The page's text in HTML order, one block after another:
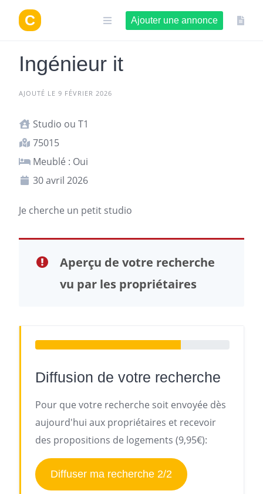
contenu
Ajouter une annonce
Ingénieur it
AJOUTÉ LE 9 FÉVRIER 2026
Studio ou T1
75015
Meublé : Oui
30 avril 2026
Je cherche un petit studio
Aperçu de votre recherche
vu par les propriétaires
Diffusion de votre recherche
Pour que votre recherche soit envoyée dès
aujourd'hui aux propriétaires et recevoir
des propositions de logements (9,95€):
Diffuser ma recherche 2/2